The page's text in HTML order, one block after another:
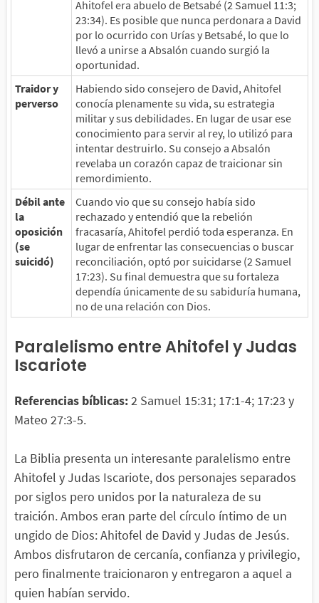
Ahitofel era abuelo de Betsabé (2 Samuel 11:3;
23:34). Es posible que nunca perdonara a David
por lo ocurrido con Urías y Betsabé, lo que lo
llevó a unirse a Absalón cuando surgió la
oportunidad.
Traidor y
perverso
Habiendo sido consejero de David, Ahitofel
conocía plenamente su vida, su estrategia
militar y sus debilidades. En lugar de usar ese
conocimiento para servir al rey, lo utilizó para
intentar destruirlo. Su consejo a Absalón
revelaba un corazón capaz de traicionar sin
remordimiento.
Débil ante
la
oposición
(se
suicidó)
Cuando vio que su consejo había sido
rechazado y entendió que la rebelión
fracasaría, Ahitofel perdió toda esperanza. En
lugar de enfrentar las consecuencias o buscar
reconciliación, optó por suicidarse (2 Samuel
17:23). Su final demuestra que su fortaleza
dependía únicamente de su sabiduría humana,
no de una relación con Dios.
Paralelismo entre Ahitofel y Judas
Iscariote
Referencias bíblicas:2 Samuel 15:31; 17:1-4; 17:23 y
Mateo 27:3-5.
La Biblia presenta un interesante paralelismo entre
Ahitofel y Judas Iscariote, dos personajes separados
por siglos pero unidos por la naturaleza de su
traición. Ambos eran parte del círculo íntimo de un
ungido de Dios: Ahitofel de David y Judas de Jesús.
Ambos disfrutaron de cercanía, confianza y privilegio,
pero finalmente traicionaron y entregaron a aquel a
quien habían servido.